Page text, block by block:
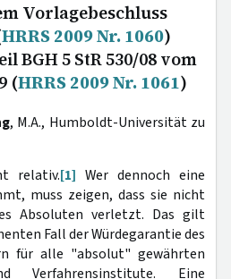
Vorlagebeschluss
HRRS 2009 Nr. 1060)
BGH 5 StR 530/08 vom
(HRRS 2009 Nr. 1061)
, M.A., Humboldt-Universität zu
relativ.[1] Wer dennoch eine
muss zeigen, dass sie nicht
Absoluten verletzt. Das gilt
Fall der Würdegarantie des
für alle "absolut" gewährten
Verfahrensinstitute. Eine